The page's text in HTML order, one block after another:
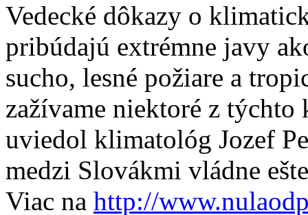
Vedecké dôkazy o
pribúdajú extrémne javy
sucho, lesné požiare a
zažívame niektoré z
uviedol klimatológ Jozef
medzi Slovákmi vládne
Viac na http://